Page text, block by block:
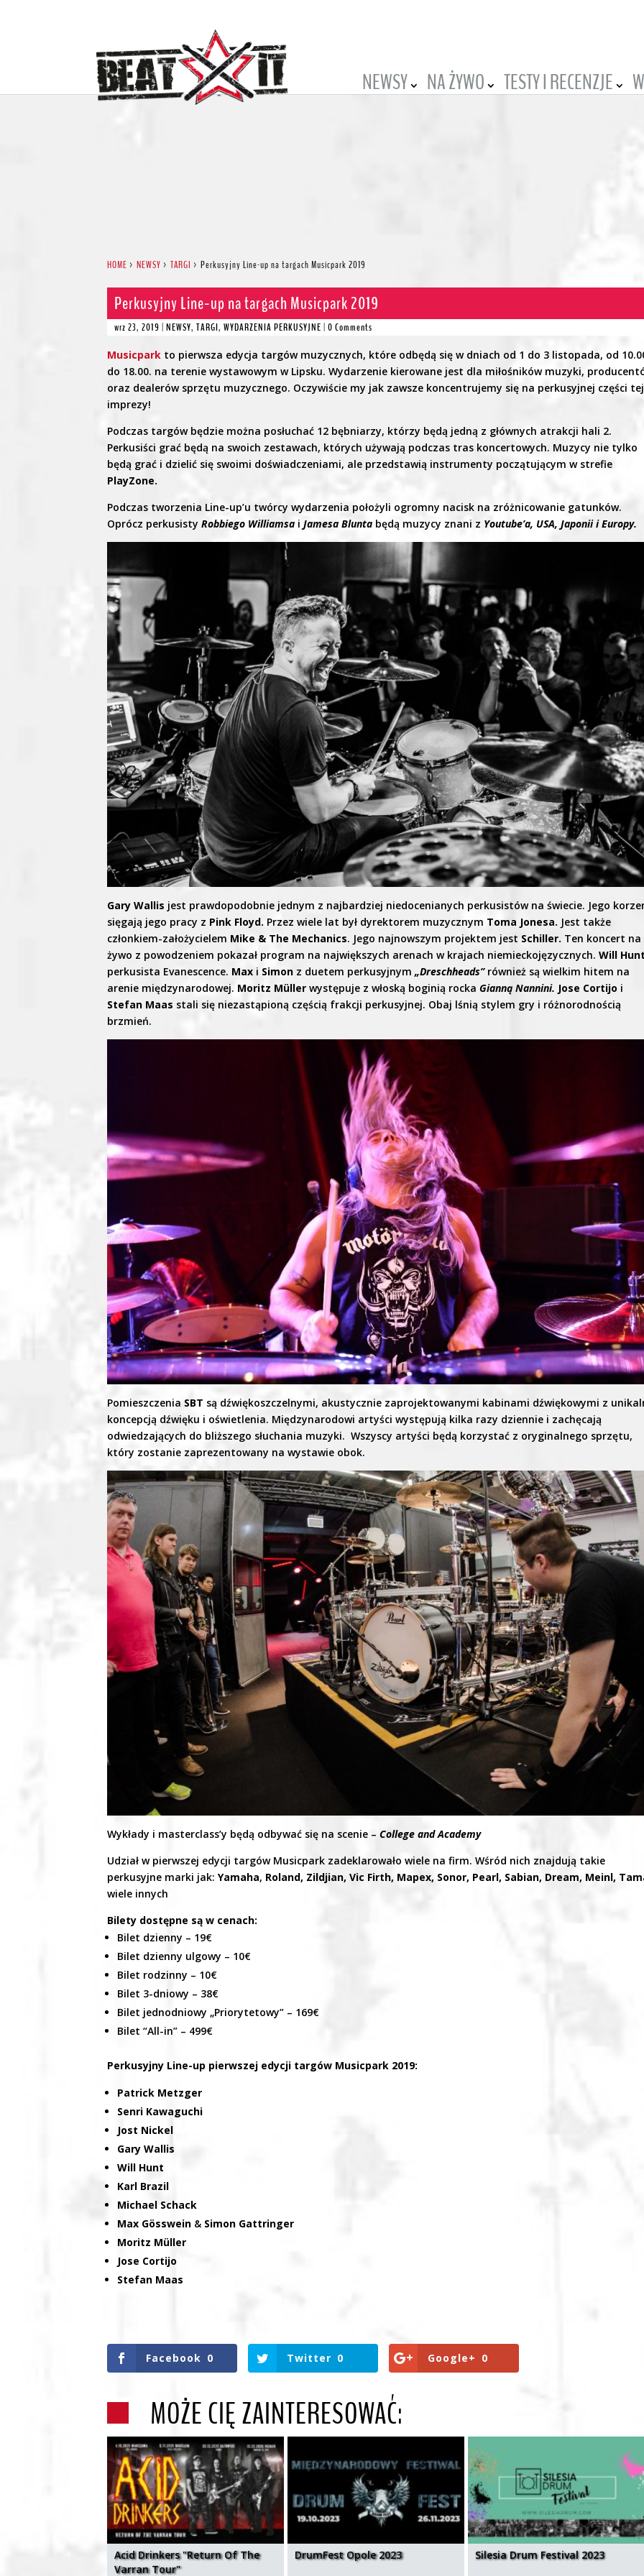
NEWSY NA ŻYWO TESTY I RECENZJE
HOME >NEWSY >TARGI >Perkusyjny Line-up na targach Musicpark 2019
Perkusyjny Line-up na targach Musicpark 2019
wrz 23, 2019 |NEWSY,TARGI,WYDARZENIA PERKUSYJNE |0 Comments
Musicpark to pierwsza edycja targów muzycznych, które odbędą się w dniach od 1 do 3 listopada, od
do 18.00. na terenie wystawowym w Lipsku. Wydarzenie kierowane jest dla miłośników muzyki,
oraz dealerów sprzętu muzycznego. Oczywiście my jak zawsze koncentrujemy się na perkusyjnej części tej
imprezy!
Podczas targów będzie można posłuchać 12 bębniarzy, którzy będą jedną z głównych atrakcji hali 2.
Perkusiści grać będą na swoich zestawach, których używają podczas tras koncertowych. Muzycy nie tylko
będą grać i dzielić się swoimi doświadczeniami, ale przedstawią instrumenty początującym w strefie
PlayZone.
Podczas tworzenia Line-up’u twórcy wydarzenia położyli ogromny nacisk na zróżnicowanie gatunków.
Oprócz perkusistyRobbiego Williamsa iJamesa Blunta będą muzycy znani z Youtube’a, USA, Japonii i Europy.
Gary Wallis jest prawdopodobnie jednym z najbardziej niedocenianych perkusistów na świecie. Jego
sięgają jego pracy z Pink Floyd. Przez wiele lat był dyrektorem muzycznym Toma Jonesa. Jest także
członkiem-założycielem Mike & The Mechanics. Jego najnowszym projektem jest Schiller. Ten koncert na
żywo z powodzeniem pokazał program na największych arenach w krajach niemieckojęzycznych.Will
perkusista Evanescence. Max i Simon z duetem perkusyjnym„Dreschheads”również są wielkim hitem na
arenie międzynarodowej. Moritz Müller występuje z włoską boginią rockaGianną Nannini. Jose Cortijo i
Stefan Maas stali się niezastąpioną częścią frakcji perkusyjnej. Obaj lśnią stylem gry i różnorodnością
brzmień.
Pomieszczenia SBT są dźwiękoszczelnymi, akustycznie zaprojektowanymi kabinami dźwiękowymi z
koncepcją dźwięku i oświetlenia. Międzynarodowi artyści występują kilka razy dziennie i zachęcają
odwiedzających do bliższego słuchania muzyki. Wszyscy artyści będą korzystać z oryginalnego sprzętu,
który zostanie zaprezentowany na wystawie obok.
Wykłady i masterclass’y będą odbywać się na scenie – College and Academy
Udział w pierwszej edycji targów Musicpark zadeklarowało wiele na firm. Wśród nich znajdują takie
perkusyjne marki jak:Yamaha, Roland, Zildjian, Vic Firth, Mapex, Sonor, Pearl, Sabian, Dream, Meinl,
wiele innych
Bilety dostępne są w cenach:
Bilet dzienny – 19€
Bilet dzienny ulgowy – 10€
Bilet rodzinny – 10€
Bilet 3-dniowy – 38€
Bilet jednodniowy „Priorytetowy” – 169€
Bilet “All-in” – 499€
Perkusyjny Line-up pierwszej edycji targów Musicpark 2019:
Patrick Metzger
Senri Kawaguchi
Jost Nickel
Gary Wallis
Will Hunt
Karl Brazil
Michael Schack
Max Gösswein & Simon Gattringer
Moritz Müller
Jose Cortijo
Stefan Maas
Facebook 0 Twitter 0 Google+ 0
MOŻE CIĘ ZAINTERESOWAĆ:
Acid Drinkers "Return Of The
Varran Tour"
DrumFest Opole 2023 Silesia Drum Festival 2023